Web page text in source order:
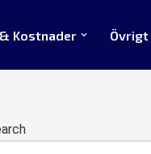
Kostnader Övrigt